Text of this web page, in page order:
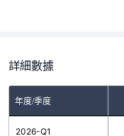
詳細數據
年度/季度
2026-Q1